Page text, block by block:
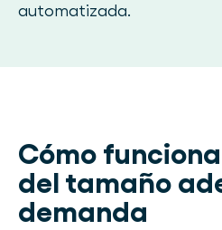
automatizada.
Cómo
del tamaño
demanda